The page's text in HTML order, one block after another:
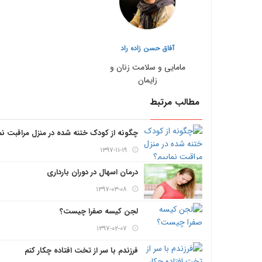
آفاق حسن زاده راد
مامایی و سلامت زنان و
زایمان
مطالب مرتبط
چگونه از کودک ختنه شده در منزل مراقبت
۱۳۹۷-۱۱-۱۹
درمان اسهال در دوران بارداری
۱۳۹۷-۰۳-۰۸
لجن کیسه صفرا چیست؟
۱۳۹۷-۰۲-۰۷
فرزندم با سر از تخت افتاده چکار کنم